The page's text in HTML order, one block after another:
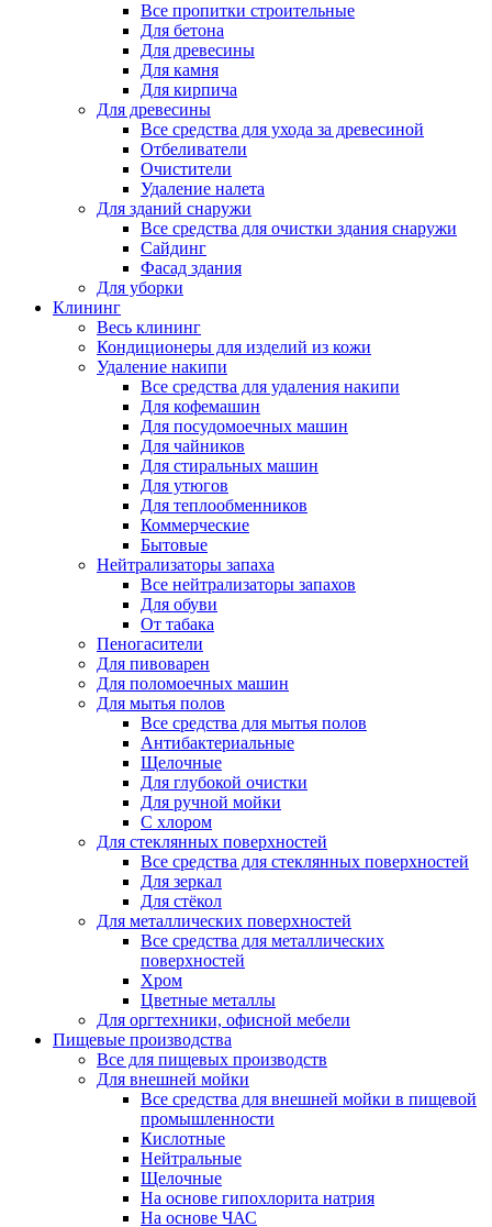
Все пропитки строительные
Для бетона
Для древесины
Для камня
Для кирпича
Для древесины
Все средства для ухода за древесиной
Отбеливатели
Очистители
Удаление налета
Для зданий снаружи
Все средства для очистки здания снаружи
Сайдинг
Фасад здания
Для уборки
Клининг
Весь клининг
Кондиционеры для изделий из кожи
Удаление накипи
Все средства для удаления накипи
Для кофемашин
Для посудомоечных машин
Для чайников
Для стиральных машин
Для утюгов
Для теплообменников
Коммерческие
Бытовые
Нейтрализаторы запаха
Все нейтрализаторы запахов
Для обуви
От табака
Пеногасители
Для пивоварен
Для поломоечных машин
Для мытья полов
Все средства для мытья полов
Антибактериальные
Щелочные
Для глубокой очистки
Для ручной мойки
С хлором
Для стеклянных поверхностей
Все средства для стеклянных поверхностей
Для зеркал
Для стёкол
Для металлических поверхностей
Все средства для металлических
поверхностей
Хром
Цветные металлы
Для оргтехники, офисной мебели
Пищевые производства
Все для пищевых производств
Для внешней мойки
Все средства для внешней мойки в пищевой
промышленности
Кислотные
Нейтральные
Щелочные
На основе гипохлорита натрия
На основе ЧАС